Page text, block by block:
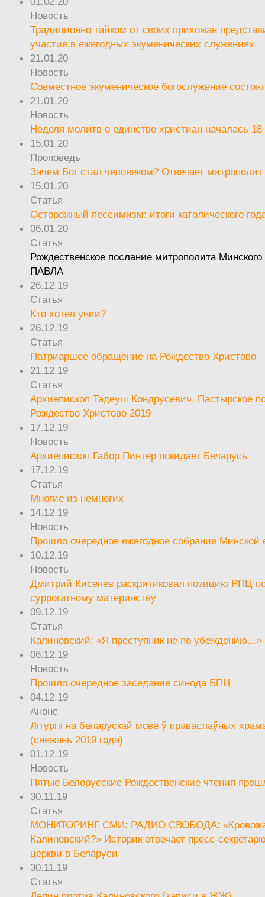
Новость
Традиционно тайком от своих прихожан
участие в ежегодных экуменических служениях
21.01.20
Новость
Совместное экуменическое богослужение
21.01.20
Новость
Неделя молитв о единстве христиан началась 18
15.01.20
Проповедь
Зачем Бог стал человеком? Отвечает
15.01.20
Статья
Осторожный пессимизм: итоги католического
06.01.20
Статья
Рождественское послание митрополита Минского
ПАВЛА
26.12.19
Статья
Кто хотел унии?
26.12.19
Статья
Патриаршее обращение на Рождество Христово
21.12.19
Статья
Архиепископ Тадеуш Кондрусевич. Пастырское
Рождество Христово 2019
17.12.19
Новость
Архиепископ Габор Пинтер покидает Беларусь
17.12.19
Статья
Многие из немногих
14.12.19
Новость
Прошло очередное ежегодное собрание
10.12.19
Новость
Дмитрий Киселев раскритиковал позицию РПЦ
суррогатному материнству
09.12.19
Статья
Калиновский: «Я преступник не по убеждению...»
06.12.19
Новость
Прошло очередное заседание синода БПЦ
04.12.19
Анонс
Літургіі на беларускай мове ў праваслаўных
(снежань 2019 года)
01.12.19
Новость
Пятые Белорусские Рождественские чтения
30.11.19
Статья
МОНИТОРИНГ СМИ: РАДИО СВОБОДА:
Калиновский?» Историк отвечает пресс-
церкви в Беларуси
30.11.19
Статья